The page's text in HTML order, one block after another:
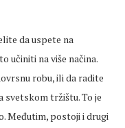
da uspete na
učiniti na više načina.
robu, ili da radite
svetskom tržištu. To je
Međutim, postoji i drugi